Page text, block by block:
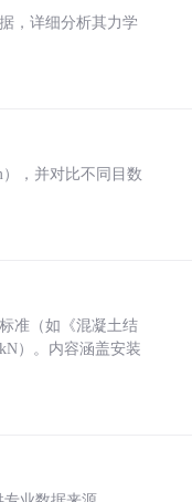
，详细分析其力学
，并对比不同目数
准（如《混凝土结
）。内容涵盖安装